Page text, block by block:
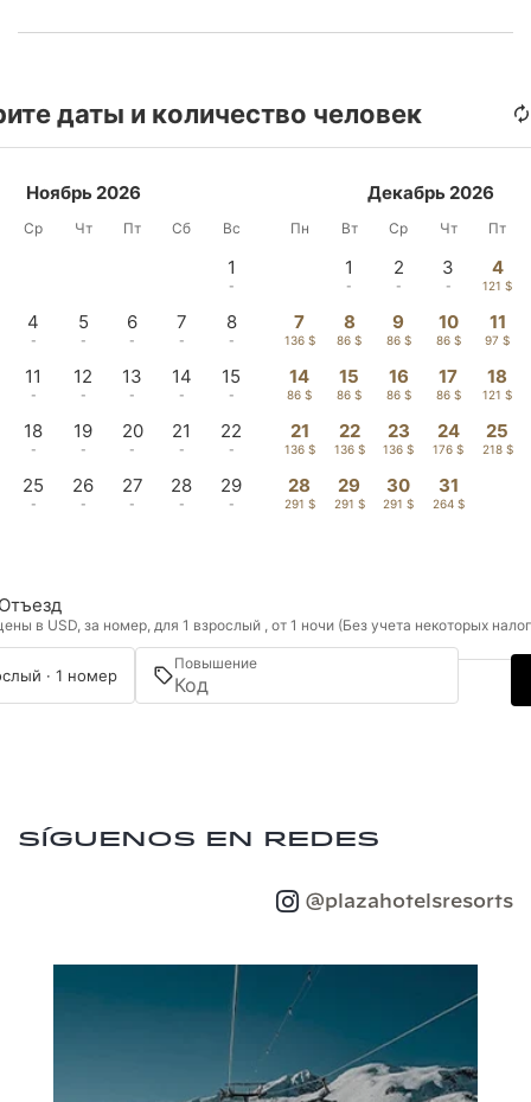
даты и количество человек
Ноябрь 2026
Ср Чт Пт Сб Вс
1
-
4
-
5
-
6
-
7
-
8
-
11
-
12
-
13
-
14
-
15
-
18
-
19
-
20
-
21
-
22
-
25
-
26
-
27
-
28
-
29
-
Декабрь 2026
Пн Вт Ср Чт Пт
1
-
2
-
3
-
4
121 $
7
136 $
8
86 $
9
86 $
10
86 $
11
97 $
14
86 $
15
86 $
16
86 $
17
86 $
18
121 $
21
136 $
22
136 $
23
136 $
24
176 $
25
218 $
28
291 $
29
291 $
30
291 $
31
264 $
в USD, за номер, для 1 взрослый , от 1 ночи (Без учета некоторых
· 1 номер
Повышение
Síguenos en redes
@plazahotelsresorts